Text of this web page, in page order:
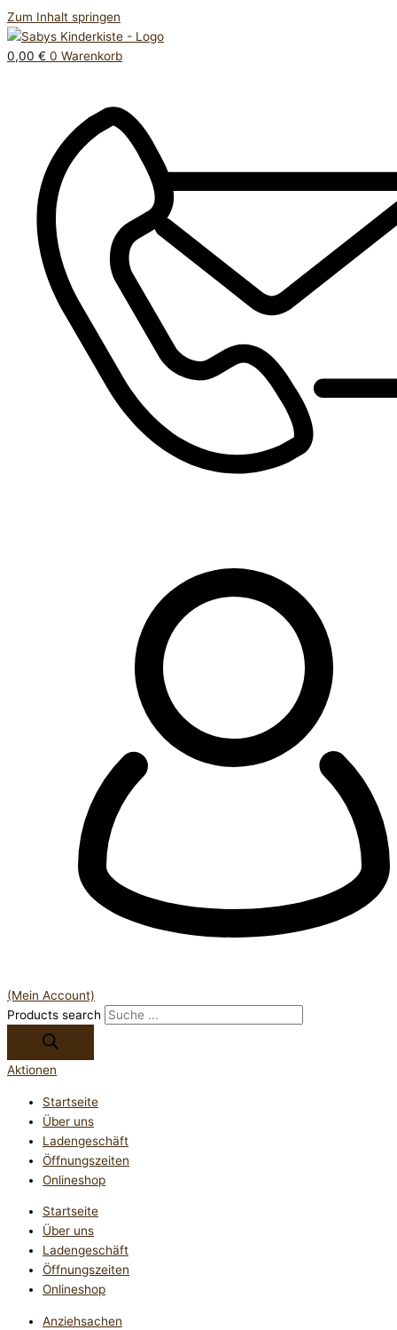
Zum Inhalt springen
0,00 € 0 Warenkorb
(Mein Account)
Products search
Aktionen
Startseite
Über uns
Ladengeschäft
Öffnungszeiten
Onlineshop
Startseite
Über uns
Ladengeschäft
Öffnungszeiten
Onlineshop
Anziehsachen